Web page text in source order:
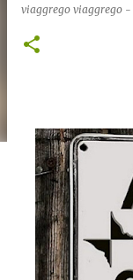
viaggrego viaggrego -